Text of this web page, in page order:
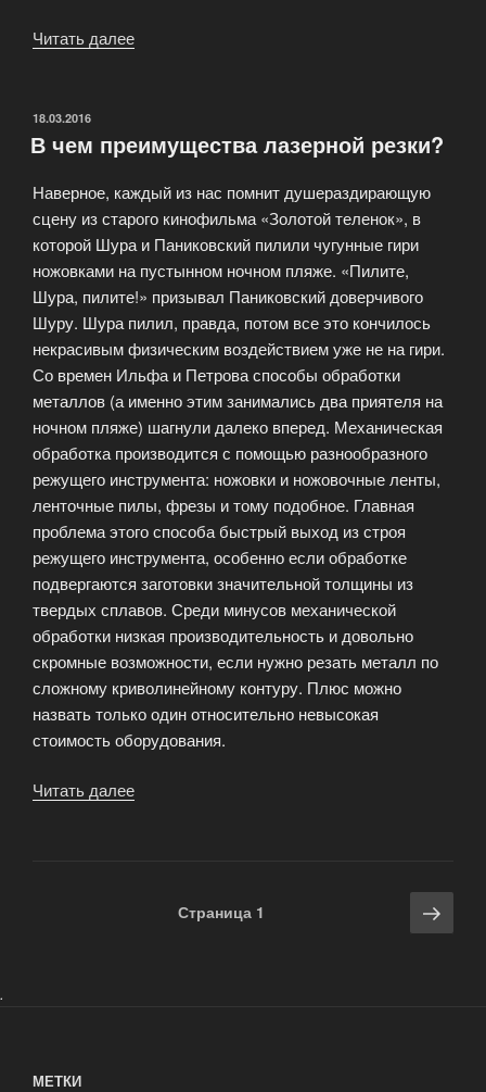
Читать далее
подготовить
ОПУБЛИКОВАНО
18.03.2016
В чем преимущества лазерной резки?
Наверное, каждый из нас помнит душераздирающую
сцену из старого кинофильма «Золотой теленок», в
которой Шура и Паниковский пилили чугунные гири
ножовками на пустынном ночном пляже. «Пилите,
Шура, пилите!» призывал Паниковский доверчивого
Шуру. Шура пилил, правда, потом все это кончилось
некрасивым физическим воздействием уже не на гири.
Со времен Ильфа и Петрова способы обработки
металлов (а именно этим занимались два приятеля на
ночном пляже) шагнули далеко вперед. Механическая
обработка производится с помощью разнообразного
режущего инструмента: ножовки и ножовочные ленты,
ленточные пилы, фрезы и тому подобное. Главная
проблема этого способа быстрый выход из строя
режущего инструмента, особенно если обработке
подвергаются заготовки значительной толщины из
твердых сплавов. Среди минусов механической
обработки низкая производительность и довольно
скромные возможности, если нужно резать металл по
сложному криволинейному контуру. Плюс можно
назвать только один относительно невысокая
стоимость оборудования.
Читать далее
Страница 1
.
МЕТКИ